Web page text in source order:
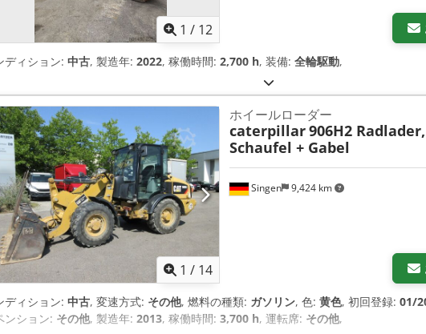
1 / 12
ディション: 中古, 製造年: 2022, 稼働時間: 2,700 h, 装備: 全輪駆動,
1 / 14
Singen 9,424 km
ホイールローダー
caterpillar906H2 Radlader,
Schaufel + Gabel
ディション: 中古, 変速方式: その他, 燃料の種類: ガソリン, 色: 黄色, 初回登録: 01/
ンション: その他, 製造年: 2013, 稼働時間: 3,700 h, 運転席: その他,